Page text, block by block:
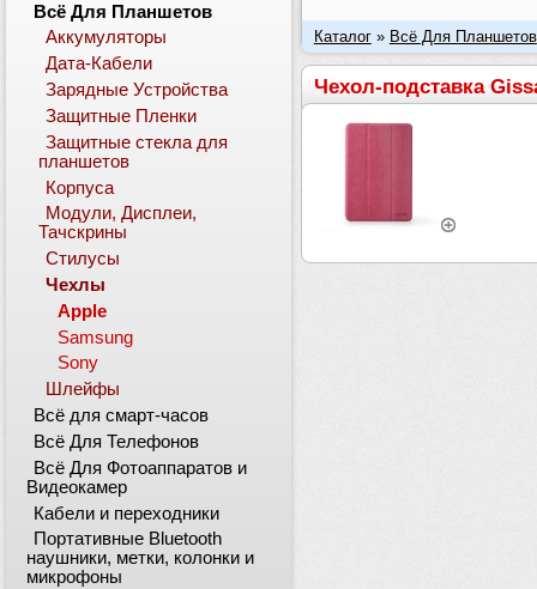
Каталог» Всё Для Планшетов
Чехол-подставка
Всё Для Планшетов
Аккумуляторы
Дата-Кабели
Зарядные Устройства
Защитные Пленки
Защитные стекла для
планшетов
Корпуса
Модули, Дисплеи,
Тачскрины
Стилусы
Чехлы
Apple
Samsung
Sony
Шлейфы
Всё для смарт-часов
Всё Для Телефонов
Всё Для Фотоаппаратов и
Видеокамер
Кабели и переходники
Портативные Bluetooth
наушники, метки, колонки и
микрофоны